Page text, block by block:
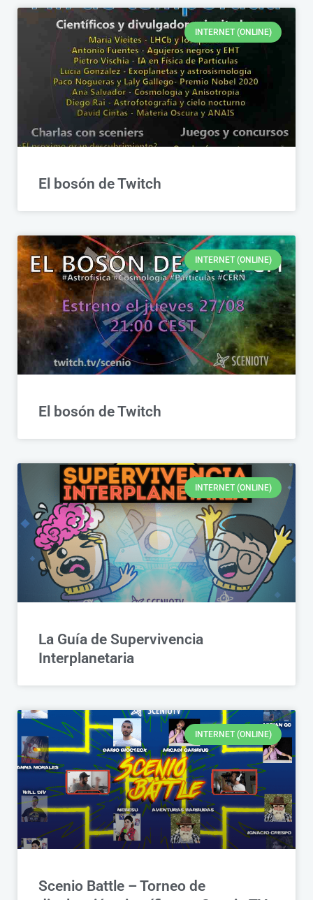
INTERNET (ONLINE)
El bosón de Twitch
INTERNET (ONLINE)
El bosón de Twitch
INTERNET (ONLINE)
La Guía de Supervivencia
Interplanetaria
INTERNET (ONLINE)
Scenio Battle – Torneo de